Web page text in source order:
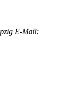
E-Mail: